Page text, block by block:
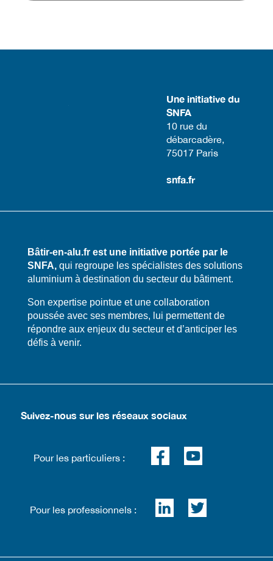
Une initiative du
SNFA
​10 rue du
débarcadère,
75017 Paris​
snfa.fr
Bâtir-en-alu.fr est une initiative portée par le
SNFA,qui regroupe les spécialistes des solutions
aluminium à destination du secteur du bâtiment.
​​Son expertise pointue et une collaboration
poussée avec ses membres, lui permettent de
répondre aux enjeux du secteur et d’anticiper les
défis à venir.
Suivez-nous sur les réseaux sociaux
Pour les particuliers :
Pour les professionnels :